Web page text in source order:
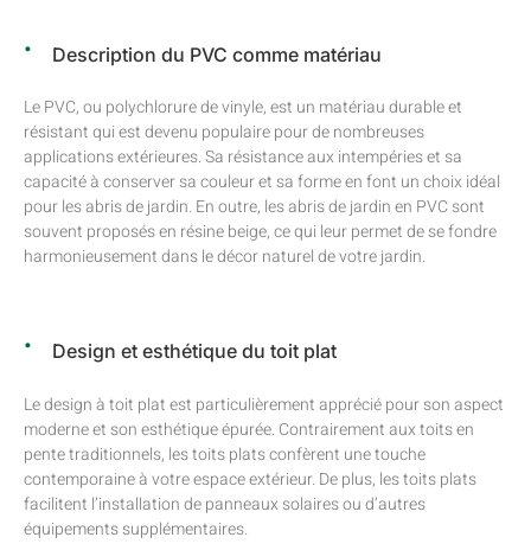
Description du PVC comme matériau
Le PVC, ou polychlorure de vinyle, est un matériau durable et
résistant qui est devenu populaire pour de nombreuses
applications extérieures. Sa résistance aux intempéries et sa
capacité à conserver sa couleur et sa forme en font un choix idéal
pour les abris de jardin. En outre, les abris de jardin en PVC sont
souvent proposés en résine beige, ce qui leur permet de se fondre
harmonieusement dans le décor naturel de votre jardin.
Design et esthétique du toit plat
Le design à toit plat est particulièrement apprécié pour son aspect
moderne et son esthétique épurée. Contrairement aux toits en
pente traditionnels, les toits plats confèrent une touche
contemporaine à votre espace extérieur. De plus, les toits plats
facilitent l’installation de panneaux solaires ou d’autres
équipements supplémentaires.